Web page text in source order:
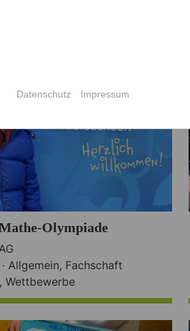
Olympiade
Allgemein, Fachschaft
, Wettbewerbe
Datenschutz Impressum